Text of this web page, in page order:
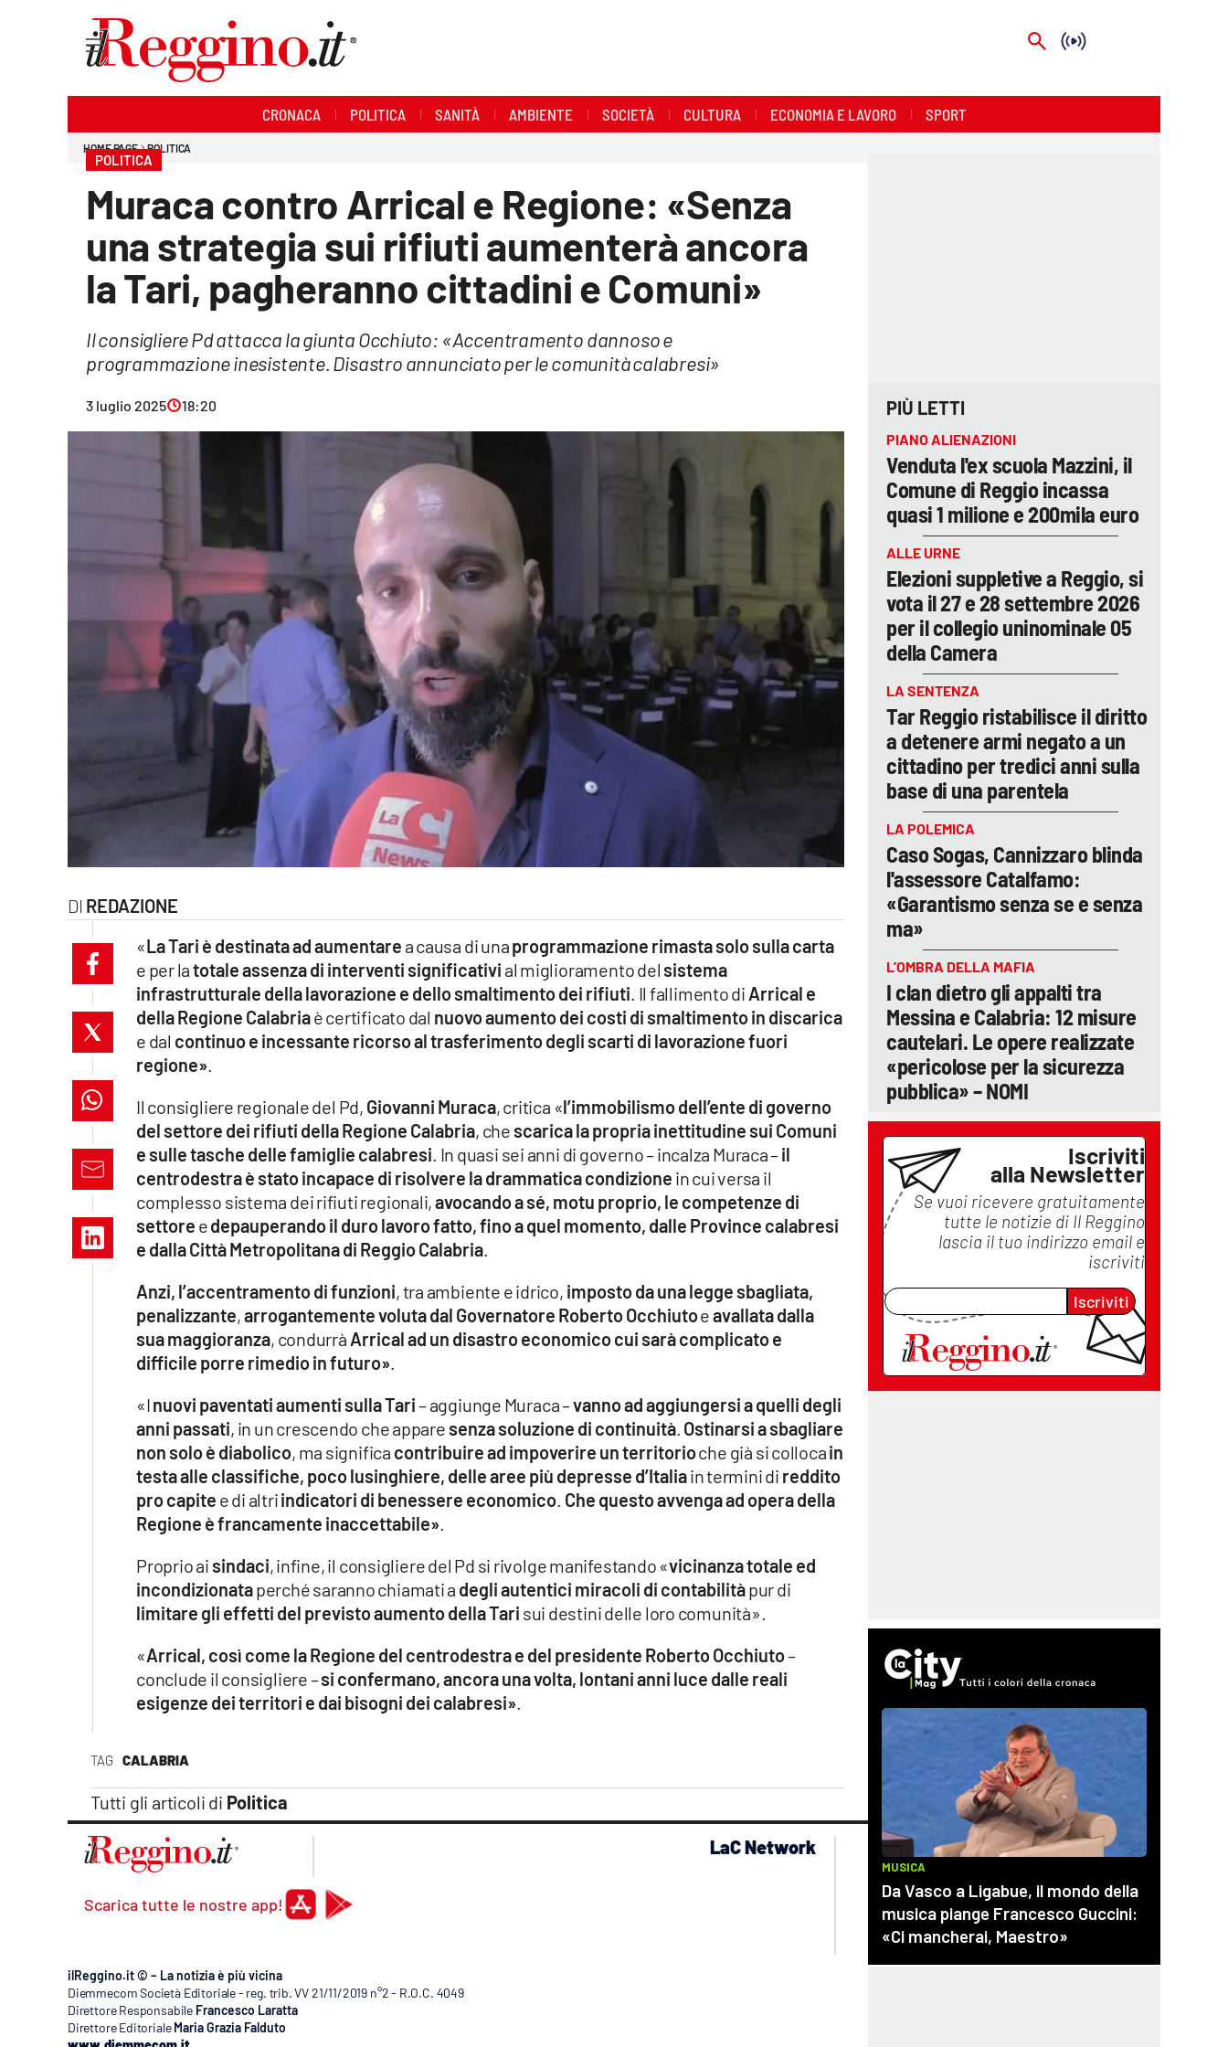
ilvibonese.it
catanzarochannel.it
lacapitalenews.it
Vai
CRONACA POLITICA SANITÀ AMBIENTE SOCIETÀ CULTURA ECONOMIA E LAVORO SPORT
HOME PAGE POLITICA
POLITICA
Muraca contro Arrical e Regione: «Senza
una strategia sui rifiuti aumenterà ancora
la Tari, pagheranno cittadini e Comuni»
Il consigliere Pd attacca la giunta Occhiuto: «Accentramento dannoso e
programmazione inesistente. Disastro annunciato per le comunità calabresi»
3 luglio 2025 18:20
REDAZIONE
TAG CALABRIA
Tutti gli articoli di Politica
«La Tari è destinata ad aumentare a causa di unaprogrammazione rimasta solo sulla carta
e per latotale assenza di interventi significativi al miglioramento del sistema
infrastrutturale della lavorazione e dello smaltimento dei rifiuti. Il fallimento di Arrical e
della Regione Calabriaè certificato dal nuovo aumento dei costi di smaltimento in discarica
e dal continuo e incessante ricorso al trasferimento degli scarti di lavorazione fuori
regione».
Il consigliere regionale del Pd, Giovanni Muraca, critica «l’immobilismo dell’ente di governo
del settore dei rifiuti della Regione Calabria, che scarica la propria inettitudine sui Comuni
e sulle tasche delle famiglie calabresi. In quasi sei anni di governo – incalza Muraca –il
centrodestra è stato incapace di risolvere la drammatica condizione in cui versa il
complesso sistema dei rifiuti regionali,avocando a sé, motu proprio, le competenze di
settore edepauperando il duro lavoro fatto, fino a quel momento, dalle Province calabresi
e dalla Città Metropolitana di Reggio Calabria.
Anzi, l’accentramento di funzioni, tra ambiente e idrico, imposto da una legge sbagliata,
penalizzante,arrogantemente voluta dal Governatore Roberto Occhiutoeavallata dalla
sua maggioranza, condurrà Arrical ad un disastro economico cui sarà complicato e
difficile porre rimedio in futuro».
«Inuovi paventati aumenti sulla Tari– aggiunge Muraca –vanno ad aggiungersi a quelli degli
anni passati, in un crescendo che appare senza soluzione di continuità. Ostinarsi a sbagliare
non solo è diabolico, ma significa contribuire ad impoverire un territorioche già si collocain
testa alle classifiche, poco lusinghiere, delle aree più depresse d’Italiain termini di reddito
pro capite e di altriindicatori di benessere economico. Che questo avvenga ad opera della
Regione è francamente inaccettabile».
Proprio ai sindaci, infine, il consigliere del Pd si rivolge manifestando «vicinanza totale ed
incondizionataperché saranno chiamati a degli autentici miracoli di contabilitàpur di
limitare gli effetti del previsto aumento della Tari sui destini delle loro comunità».
«Arrical, così come la Regione del centrodestra e del presidente Roberto Occhiuto–
conclude il consigliere –si confermano, ancora una volta, lontani anni luce dalle reali
esigenze dei territori e dai bisogni dei calabresi».
PIÙ LETTI
PIANO ALIENAZIONI
Venduta l'ex scuola Mazzini, il
Comune di Reggio incassa
quasi 1 milione e 200mila euro
ALLE URNE
Elezioni suppletive a Reggio, si
vota il 27 e 28 settembre 2026
per il collegio uninominale 05
della Camera
LA SENTENZA
Tar Reggio ristabilisce il diritto
a detenere armi negato a un
cittadino per tredici anni sulla
base di una parentela
LA POLEMICA
Caso Sogas, Cannizzaro blinda
l'assessore Catalfamo:
«Garantismo senza se e senza
ma»
L’OMBRA DELLA MAFIA
I clan dietro gli appalti tra
Messina e Calabria: 12 misure
cautelari. Le opere realizzate
«pericolose per la sicurezza
pubblica» – NOMI
Iscriviti
alla Newsletter
Se vuoi ricevere gratuitamente
tutte le notizie di Il Reggino
lascia il tuo indirizzo email e
iscriviti
Iscriviti
Scarica tutte le nostre app!
LaC Network
lacplay.it
lactv.it
laconair.it
lacitymag.it
cosenzachannel.it
ilvibonese.it
catanzarochannel.it
ilReggino.it © – La notizia è più vicina
Diemmecom Società Editoriale - reg. trib. VV 21/11/2019 n°2 - R.O.C. 4049
Direttore Responsabile Francesco Laratta
Direttore Editoriale Maria Grazia Falduto